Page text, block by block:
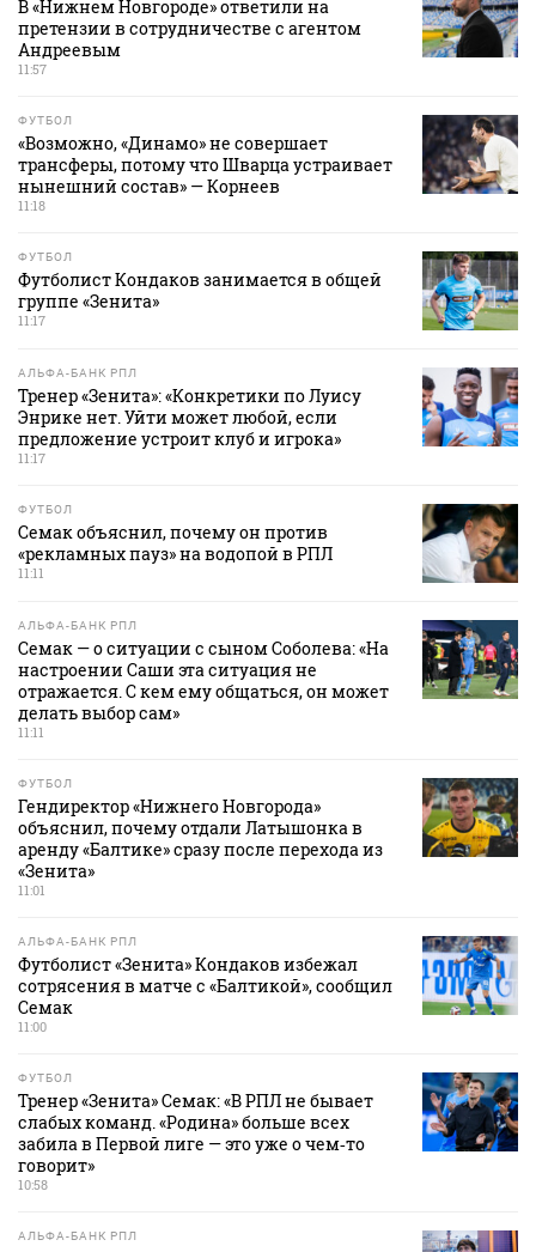
В «Нижнем Новгороде» ответили на
претензии в сотрудничестве с агентом
Андреевым
11:57
ФУТБОЛ
«Возможно, «Динамо» не совершает
трансферы, потому что Шварца устраивает
нынешний состав» — Корнеев
11:18
ФУТБОЛ
Футболист Кондаков занимается в общей
группе «Зенита»
11:17
АЛЬФА-БАНК РПЛ
Тренер «Зенита»: «Конкретики по Луису
Энрике нет. Уйти может любой, если
предложение устроит клуб и игрока»
11:17
ФУТБОЛ
Семак объяснил, почему он против
«рекламных пауз» на водопой в РПЛ
11:11
АЛЬФА-БАНК РПЛ
Семак — о ситуации с сыном Соболева: «На
настроении Саши эта ситуация не
отражается. С кем ему общаться, он может
делать выбор сам»
11:11
ФУТБОЛ
Гендиректор «Нижнего Новгорода»
объяснил, почему отдали Латышонка в
аренду «Балтике» сразу после перехода из
«Зенита»
11:01
АЛЬФА-БАНК РПЛ
Футболист «Зенита» Кондаков избежал
сотрясения в матче с «Балтикой», сообщил
Семак
11:00
ФУТБОЛ
Тренер «Зенита» Семак: «В РПЛ не бывает
слабых команд. «Родина» больше всех
забила в Первой лиге — это уже о чем‑то
говорит»
10:58
АЛЬФА-БАНК РПЛ